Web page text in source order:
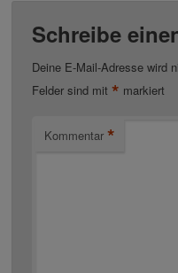
Schreibe
Deine E-Mail-Adresse wird
Felder sind mit * markiert
Kommentar *